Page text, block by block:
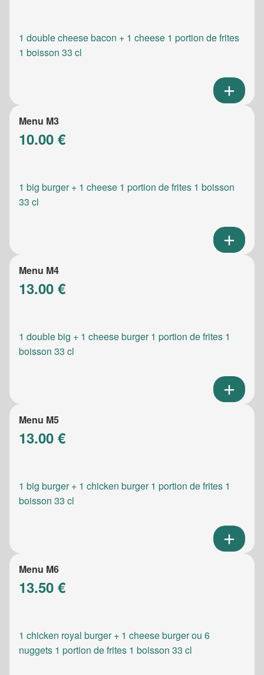
1 double cheese bacon + 1 cheese 1 portion de frites
1 boisson 33 cl
Menu M3
10.00 €
1 big burger + 1 cheese 1 portion de frites 1 boisson
33 cl
Menu M4
13.00 €
1 double big + 1 cheese burger 1 portion de frites 1
boisson 33 cl
Menu M5
13.00 €
1 big burger + 1 chicken burger 1 portion de frites 1
boisson 33 cl
Menu M6
13.50 €
1 chicken royal burger + 1 cheese burger ou 6
nuggets 1 portion de frites 1 boisson 33 cl